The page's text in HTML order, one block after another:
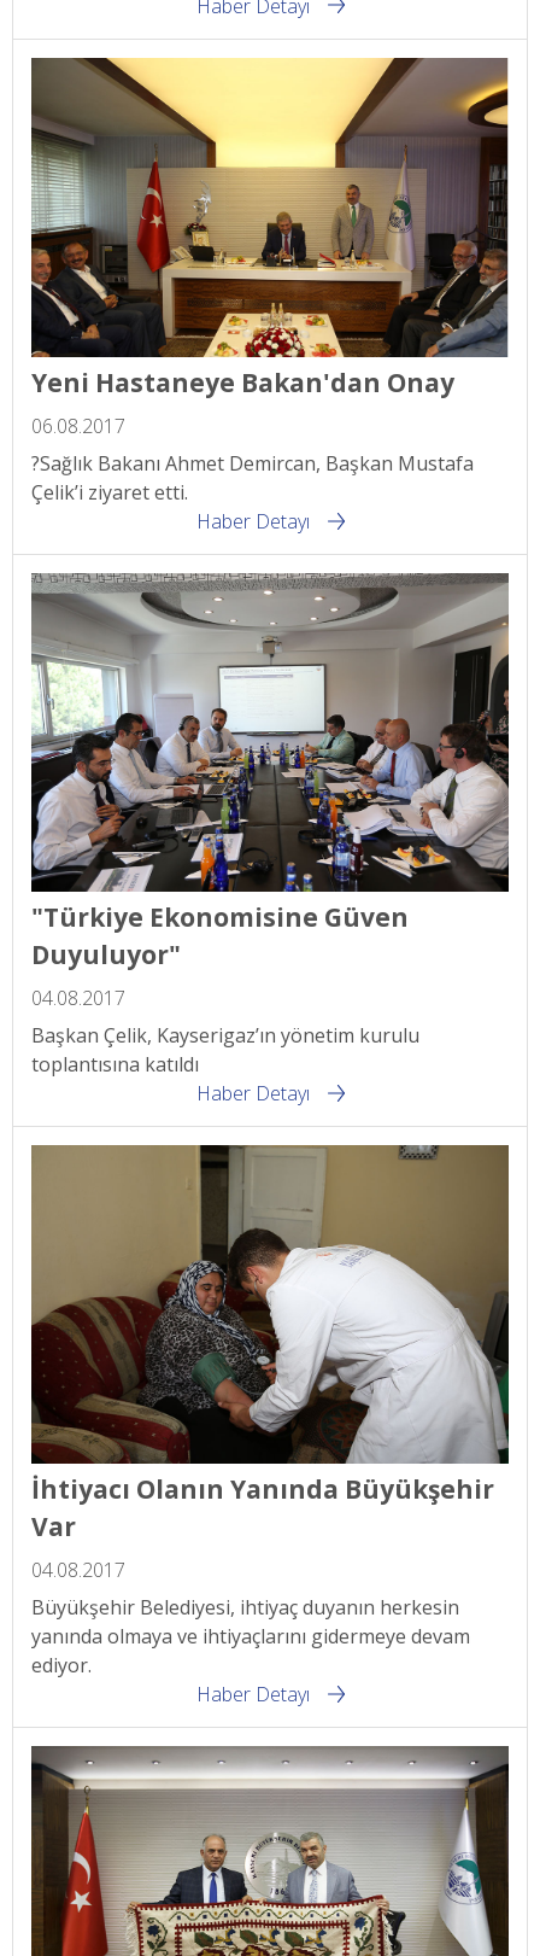
Haber Detayı
Yeni Hastaneye Bakan'dan Onay
06.08.2017
?Sağlık Bakanı Ahmet Demircan, Başkan Mustafa
Çelik’i ziyaret etti.
Haber Detayı
"Türkiye Ekonomisine Güven
Duyuluyor"
04.08.2017
Başkan Çelik, Kayserigaz’ın yönetim kurulu
toplantısına katıldı
Haber Detayı
İhtiyacı Olanın Yanında Büyükşehir
Var
04.08.2017
Büyükşehir Belediyesi, ihtiyaç duyanın herkesin
yanında olmaya ve ihtiyaçlarını gidermeye devam
ediyor.
Haber Detayı